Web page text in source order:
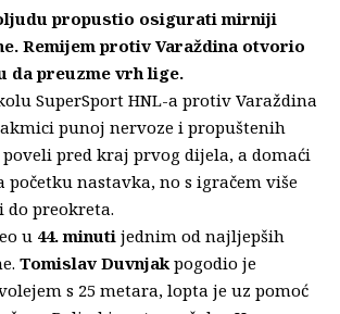
propustio osigurati mirniji
Remijem protiv Varaždina otvorio
da preuzme vrh lige.
SuperSport HNL-a protiv Varaždina
punoj nervoze i propuštenih
pred kraj prvog dijela, a domaći
početku nastavka, no s igračem više
do preokreta.
u 44. minuti jednim od najljepših
Tomislav Duvnjakpogodio je
s 25 metara, lopta je uz pomoć